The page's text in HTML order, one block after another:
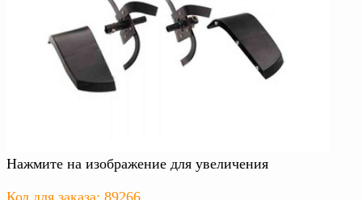
Нажмите на изображение для увеличения
Код для заказа: 89266